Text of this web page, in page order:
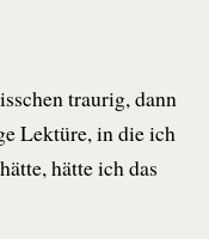
traurig, dann
Lektüre, in die ich
hätte ich das